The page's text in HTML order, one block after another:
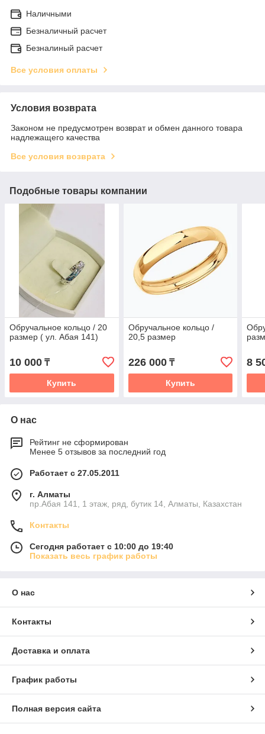
Наличными
Безналичный расчет
Безналиный расчет
Все условия оплаты
Условия возврата
Законом не предусмотрен возврат и обмен данного товара
надлежащего качества
Все условия возврата
Подобные товары компании
Обручальное кольцо / 20
размер ( ул. Абая 141)
10 000 ₸
Купить
Обручальное кольцо /
20,5 размер
226 000₸
Купить
8
О нас
Рейтинг не сформирован
Менее 5 отзывов за последний год
Работает с 27.05.2011
г. Алматы
пр.Абая 141, 1 этаж, ряд, бутик 14, Алматы, Казахстан
Контакты
Сегодня работает с 10:00 до 19:40
Показать весь график работы
О нас
Контакты
Доставка и оплата
График работы
Полная версия сайта